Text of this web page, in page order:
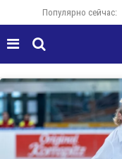
Популярно сейчас:
 